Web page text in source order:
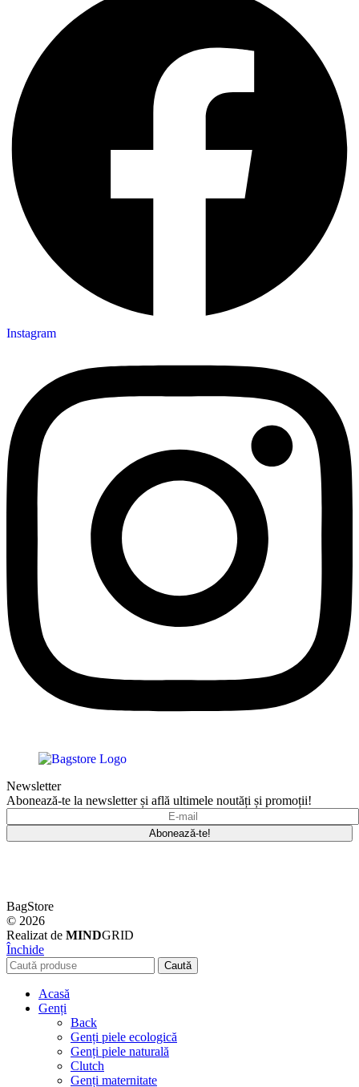
Instagram
Newsletter
Abonează-te la newsletter și află ultimele noutăți și promoții!
BagStore
© 2026
Realizat de MINDGRID
Închide
Caută
Acasă
Genți
Back
Genți piele ecologică
Genți piele naturală
Clutch
Genți maternitate